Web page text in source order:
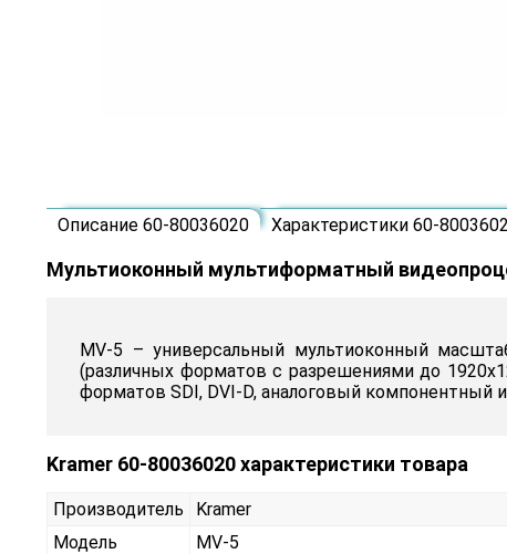
Описание 60-80036020 Характеристики 60-
Мультиоконный мультиформатный
MV-5 – универсальный мультиоконный
(различных форматов с разрешениями до
форматов SDI, DVI-D, аналоговый компонентный и
Kramer 60-80036020 характеристики товара
Производитель
Kramer
Модель
MV-5